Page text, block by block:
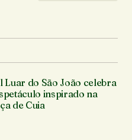
Luar do São João celebra
inspirado na
de Cuia